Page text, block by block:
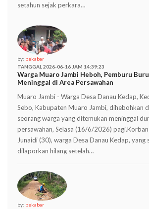
setahun sejak perkara…
by: bekabar
TANGGAL 2026-06-16 JAM 14:39:23
Warga Muaro Jambi Heboh, Pemburu
Meninggal di Area Persawahan
Muaro Jambi - Warga Desa Danau Kedap,
Sebo, Kabupaten Muaro Jambi, dihebohkan
seorang warga yang ditemukan meninggal
persawahan, Selasa (16/6/2026)
Junaidi (30), warga Desa Danau Kedap, yang
dilaporkan hilang setelah…
by: bekabar